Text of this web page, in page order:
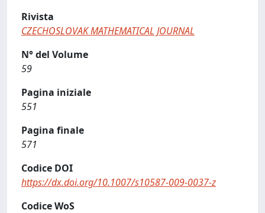
Rivista
CZECHOSLOVAK MATHEMATICAL JOURNAL
N° del Volume
59
Pagina iniziale
551
Pagina finale
571
Codice DOI
https://dx.doi.org/10.1007/s10587-009-0037-z
Codice WoS